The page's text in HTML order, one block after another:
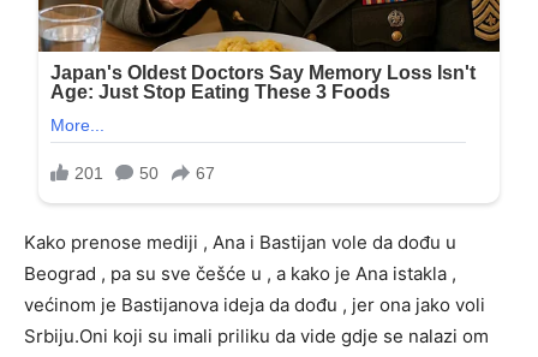
Kako prenose mediji , Ana i Bastijan vole da dođu u
Beograd , pa su sve češće u , a kako je Ana istakla ,
većinom je Bastijanova ideja da dođu , jer ona jako voli
Srbiju.Oni koji su imali priliku da vide gdje se nalazi om